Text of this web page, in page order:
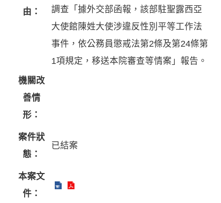
由：
調查「據外交部函報，該部駐聖露西亞
大使館陳姓大使涉違反性別平等工作法
事件，依公務員懲戒法第2條及第24條第
1項規定，移送本院審查等情案」報告。
機關改
善情
形：
案件狀
態：
已結案
本案文
件：